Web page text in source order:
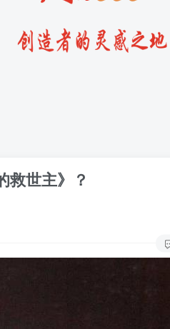
救世主》？